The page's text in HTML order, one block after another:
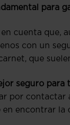
para
cuenta que,
con un
que
seguro para
por contactar
encontrar la